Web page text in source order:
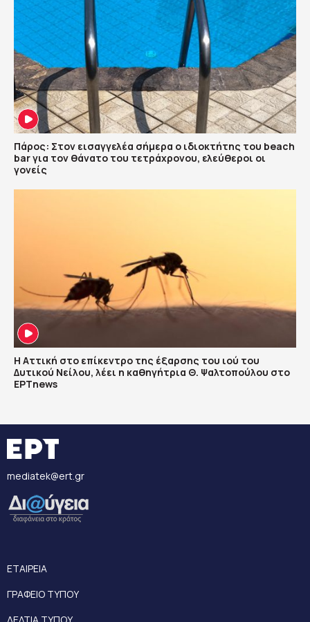
Πάρος: Στον εισαγγελέα σήμερα ο ιδιοκτήτης του beach
bar για τον θάνατο του τετράχρονου, ελεύθεροι οι
γονείς
Η Αττική στο επίκεντρο της έξαρσης του ιού του
Δυτικού Νείλου, λέει η καθηγήτρια Θ. Ψαλτοπούλου στο
ΕΡΤnews
mediatek@ert.gr
ΕΤΑΙΡΕΙΑ
ΓΡΑΦΕΙΟ ΤΥΠΟΥ